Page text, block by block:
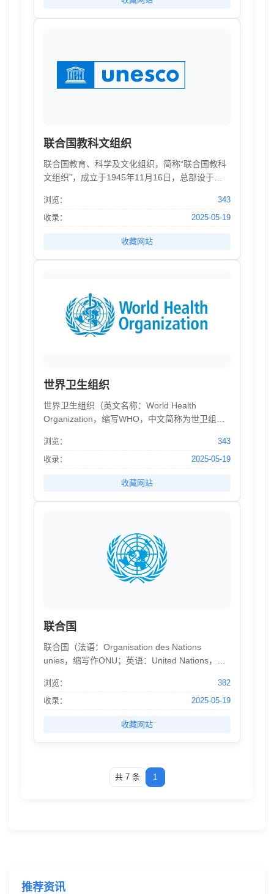
和资金协助，确保全球金融制度运作正常。其总
部设在华盛顿特区。我们常听到的“特别提款权”就
联合国教科文组织
联合国教育、科学及文化组织，简称“联合国教科
文组织”，成立于1945年11月16日，总部设于法
致力于推动各国在教育、科学和文化领域开展国
际合作，以此共筑和平。其主要机构包括大会、
文组织教师教育中心揭牌仪式在上海举行。
浏览：
343
收录：
2025-05-19
收藏网站
世界卫生组织
世界卫生组织（英文名称：World Health
Organization，缩写WHO，中文简称为世卫组织
置在瑞士日内瓦，只有主权国家才能参加，是国
际上最大的政府间卫生组织。
浏览：
343
收录：
2025-05-19
收藏网站
联合国
联合国（法语：Organisation des Nations
unies，缩写作ONU；英语：United Nations，缩
一个由主权国家组成的政府间国际组织。1945年
10月24日，在美国旧金山签订的《联合国宪章》
国际和平与安全；发展国际间以尊重各国人民平
等权利及自决原则为基础的友好关系；进行国际
义性质的问题，并促进对于全体人类的人权和基
浏览：
382
收录：
2025-05-19
收藏网站
共 7 条 1
推荐资讯